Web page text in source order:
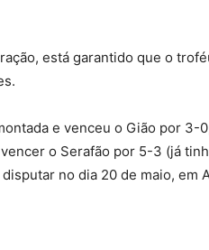
está garantido que o
e venceu o Gião por
o Serafão por 5-3 (já
no dia 20 de maio, em